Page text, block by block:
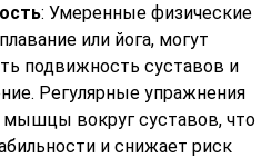
: Умеренные физические
или йога, могут
подвижность суставов и
Регулярные упражнения
вокруг суставов, что
и снижает риск